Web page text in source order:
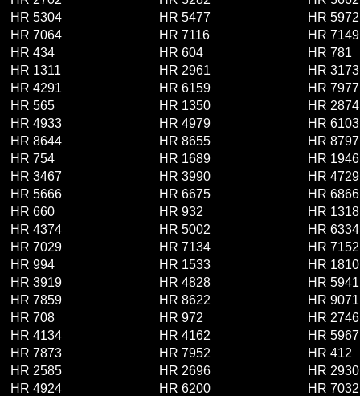
HR 5304
HR 5477
HR 5972
HR 7064
HR 7116
HR 7149
HR 434
HR 604
HR 781
HR 1311
HR 2961
HR 3173
HR 4291
HR 6159
HR 7977
HR 565
HR 1350
HR 2874
HR 4933
HR 4979
HR 6103
HR 8644
HR 8655
HR 8797
HR 754
HR 1689
HR 1946
HR 3467
HR 3990
HR 4729
HR 5666
HR 6675
HR 6866
HR 660
HR 932
HR 1318
HR 4374
HR 5002
HR 6334
HR 7029
HR 7134
HR 7152
HR 994
HR 1533
HR 1810
HR 3919
HR 4828
HR 5941
HR 7859
HR 8622
HR 9071
HR 708
HR 972
HR 2746
HR 4134
HR 4162
HR 5967
HR 7873
HR 7952
HR 412
HR 2585
HR 2696
HR 2930
HR 4924
HR 6200
HR 7032